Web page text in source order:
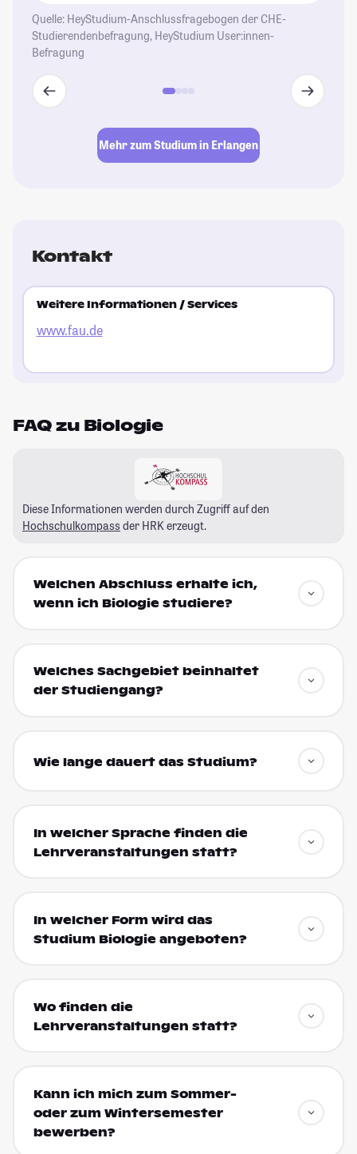
Quelle: HeyStudium-Anschlussfragebogen der CHE-
Studierendenbefragung, HeyStudium User:innen-
Befragung
Mehr zum Studium in Erlangen
Kontakt
Weitere Informationen / Services
www.fau.de
FAQ zu Biologie
Diese Informationen werden durch Zugriff auf den
Hochschulkompass der HRK erzeugt.
Welchen Abschluss erhalte ich,
wenn ich Biologie studiere?
Welches Sachgebiet beinhaltet
der Studiengang?
Wie lange dauert das Studium?
In welcher Sprache finden die
Lehrveranstaltungen statt?
In welcher Form wird das
Studium Biologie angeboten?
Wo finden die
Lehrveranstaltungen statt?
Kann ich mich zum Sommer-
oder zum Wintersemester
bewerben?